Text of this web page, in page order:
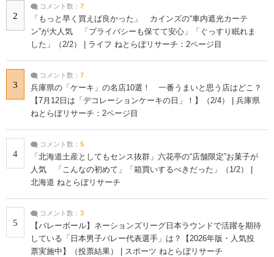
2
コメント数： 7
「もっと早く買えば良かった」 カインズの“車内遮光カーテ
ン”が大人気 「プライバシーも保てて安心」「ぐっすり眠れま
した」（2/2） | ライフ ねとらぼリサーチ：2ページ目
3
コメント数： 7
兵庫県の「ケーキ」の名店10選！ 一番うまいと思う店はどこ？
【7月12日は「デコレーションケーキの日」！】（2/4） | 兵庫県
ねとらぼリサーチ：2ページ目
4
コメント数： 5
「北海道土産としてもセンス抜群」六花亭の“店舗限定”お菓子が
人気 「こんなの初めて」「箱買いするべきだった」（1/2） |
北海道 ねとらぼリサーチ
5
コメント数： 3
【バレーボール】ネーションズリーグ日本ラウンドで活躍を期待
している「日本男子バレー代表選手」は？【2026年版・人気投
票実施中】（投票結果） | スポーツ ねとらぼリサーチ